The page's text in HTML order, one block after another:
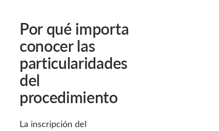
Por qué importa
conocer las
particularidades
del
procedimiento
La inscripción del